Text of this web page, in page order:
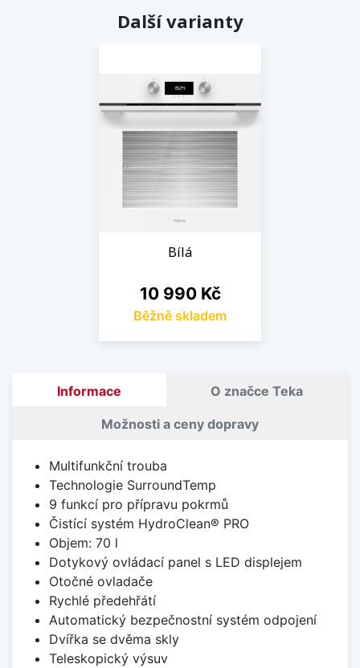
Další varianty
Bílá
Cena
10 990 Kč
Běžně skladem
Informace O značce Teka
Možnosti a ceny dopravy
Multifunkční trouba
Technologie SurroundTemp
9 funkcí pro přípravu pokrmů
Čistící systém HydroClean® PRO
Objem: 70 l
Dotykový ovládací panel s LED displejem
Otočné ovladače
Rychlé předehřátí
Automatický bezpečnostní systém odpojení
Dvířka se dvěma skly
Teleskopický výsuv